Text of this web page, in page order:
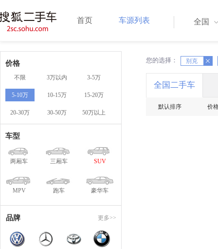
首页 车源列表 全国
价格
不限 3万以内 3-5万
5-10万 10-15万 15-20万
20-30万 30-50万 50万以上
车型
两厢车 三厢车 SUV
MPV 跑车 豪华车
品牌 更多>>
您的选择： 别克
X X
全国二手车
默认排序 价